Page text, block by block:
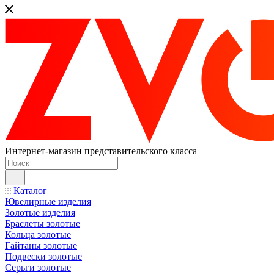
Интернет-магазин представительского класса
Каталог
Ювелирные изделия
Золотые изделия
Браслеты золотые
Кольца золотые
Гайтаны золотые
Подвески золотые
Серьги золотые